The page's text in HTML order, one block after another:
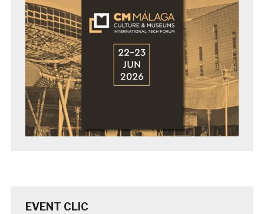
EVENT CLIC